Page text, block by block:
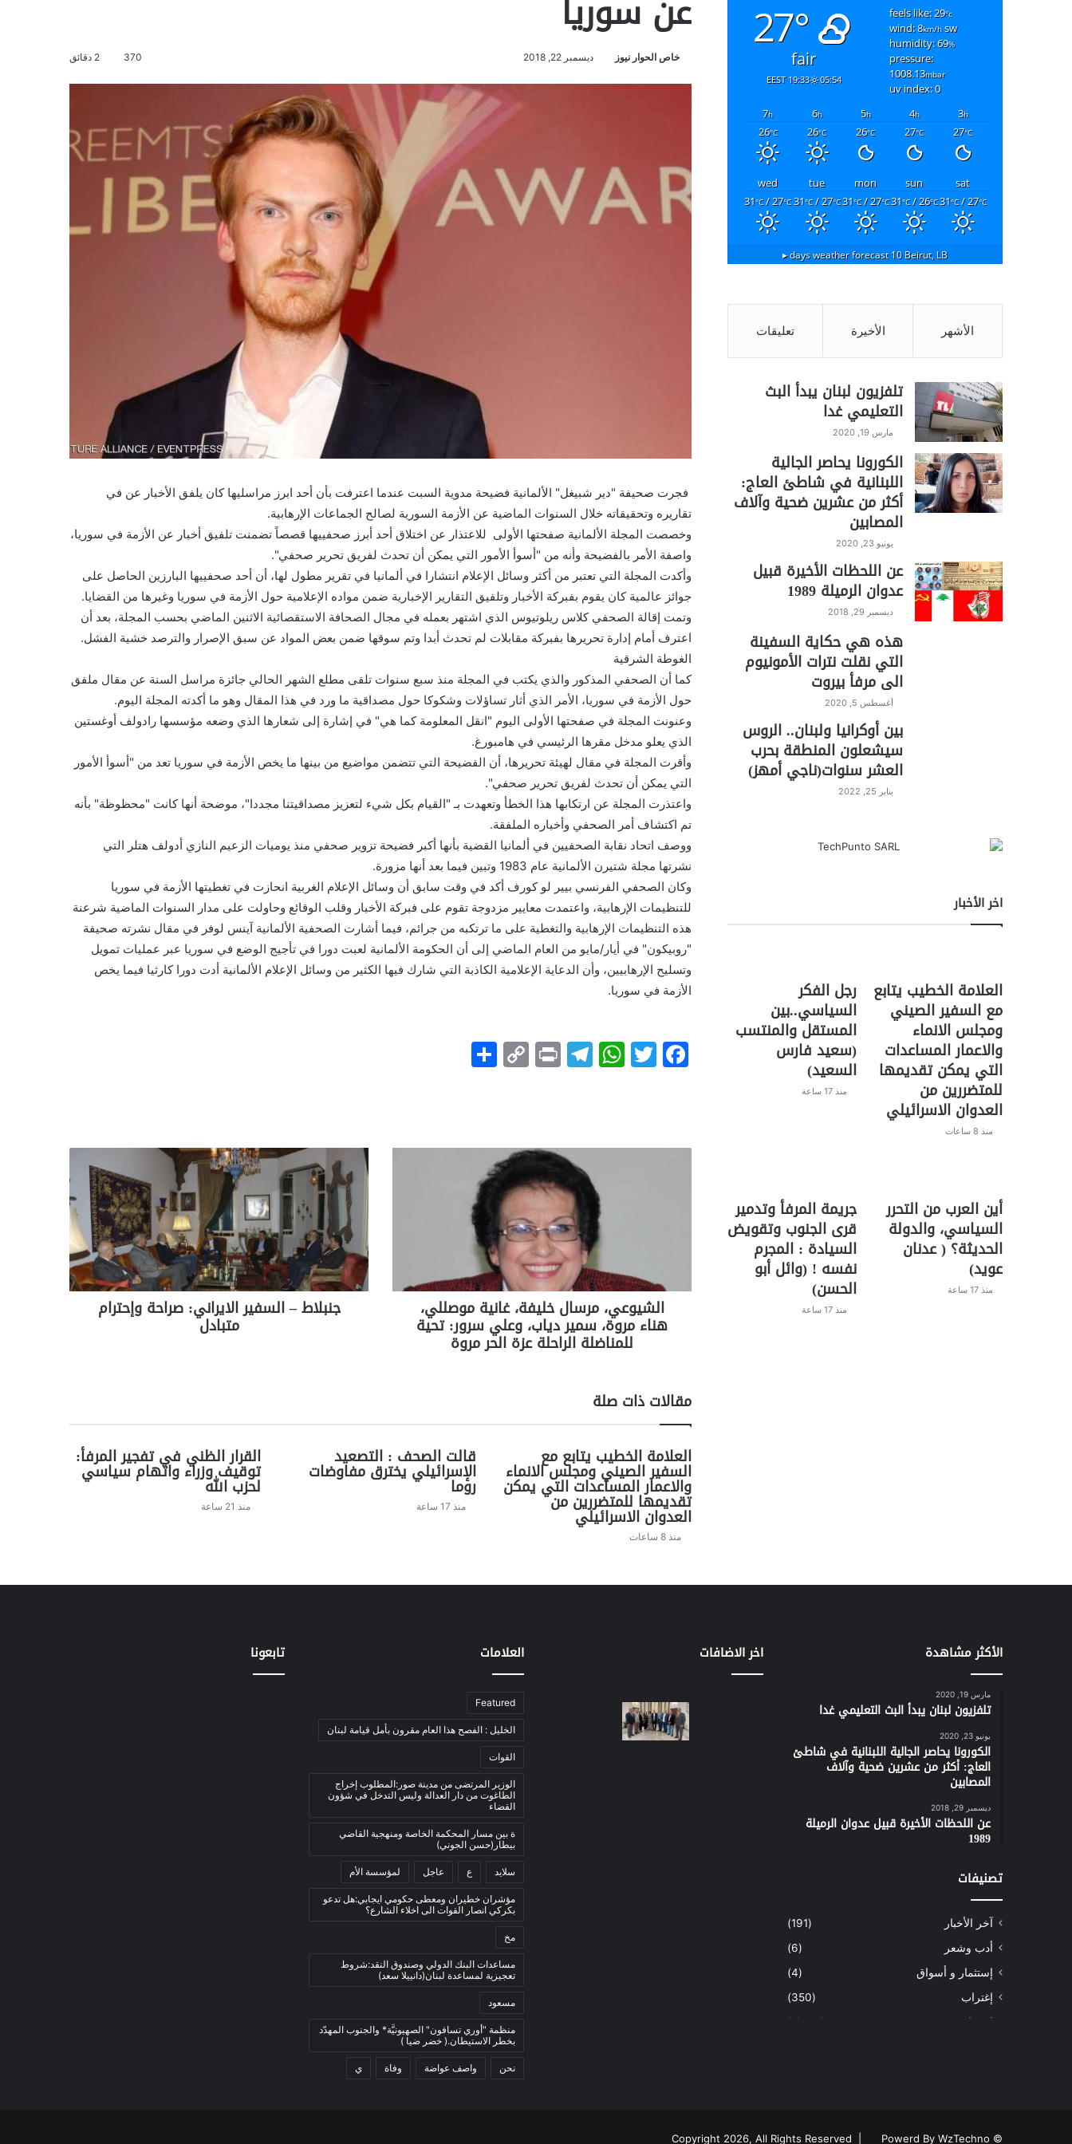
عن سوريا
خاص الحوار نيوز ديسمبر 22, 2018 370
فجرت صحيفة "دير شبيغل" الألمانية فضيحة مدوية السبت عندما اعترفت بأن أحد ابرز مراسليها كان يلفق الأخبار عن في
تقاريره وتحقيقاته خلال السنوات الماضية عن الأزمة السورية لصالح الجماعات الإرهابية.
وخصصت المجلة الألمانية صفحتها الأولى للاعتذار عن اختلاق أحد أبرز صحفييها قصصاً تضمنت تلفيق أخبار عن الأزمة في سوريا،
واصفة الأمر بالفضيحة وأنه من "أسوأ الأمور التي يمكن أن تحدث لفريق تحرير صحفي".
وأكدت المجلة التي تعتبر من أكثر وسائل الإعلام انتشارا في ألمانيا في تقرير مطول لها، أن أحد صحفييها البارزين الحاصل على
جوائز عالمية كان يقوم بفبركة الأخبار وتلفيق التقارير الإخبارية ضمن مواده الإعلامية حول الأزمة في سوريا وغيرها من القضايا.
وتمت إقالة الصحفي كلاس ريلوتيوس الذي اشتهر بعمله في مجال الصحافة الاستقصائية الاثنين الماضي بحسب المجلة، بعد أن
اعترف أمام إدارة تحريرها بفبركة مقابلات لم تحدث أبدا وتم سوقها ضمن بعض المواد عن سبق الإصرار والترصد خشية الفشل.
الغوطة الشرقية
كما أن الصحفي المذكور والذي يكتب في المجلة منذ سبع سنوات تلقى مطلع الشهر الحالي جائزة مراسل السنة عن مقال ملفق
حول الأزمة في سوريا، الأمر الذي أثار تساؤلات وشكوكا حول مصداقية ما ورد في هذا المقال وهو ما أكدته المجلة اليوم.
وعنونت المجلة في صفحتها الأولى اليوم "انقل المعلومة كما هي" في إشارة إلى شعارها الذي وضعه مؤسسها رادولف أوغستين
الذي يعلو مدخل مقرها الرئيسي في هامبورغ.
وأقرت المجلة في مقال لهيئة تحريرها، أن الفضيحة التي تتضمن مواضيع من بينها ما يخص الأزمة في سوريا تعد من "أسوأ الأمور
التي يمكن أن تحدث لفريق تحرير صحفي".
واعتذرت المجلة عن ارتكابها هذا الخطأ وتعهدت بـ "القيام بكل شيء لتعزيز مصداقيتنا مجددا"، موضحة أنها كانت "محظوظة" بأنه
تم اكتشاف أمر الصحفي وأخباره الملفقة.
ووصف اتحاد نقابة الصحفيين في ألمانيا القضية بأنها أكبر فضيحة تزوير صحفي منذ يوميات الزعيم النازي أدولف هتلر التي
نشرتها مجلة شتيرن الألمانية عام 1983 وتبين فيما بعد أنها مزورة.
وكان الصحفي الفرنسي بيير لو كورف أكد في وقت سابق أن وسائل الإعلام الغربية انحازت في تغطيتها الأزمة في سوريا
للتنظيمات الإرهابية، واعتمدت معايير مزدوجة تقوم على فبركة الأخبار وقلب الوقائع وحاولت على مدار السنوات الماضية شرعنة
هذه التنظيمات الإرهابية والتغطية على ما ترتكبه من جرائم، فيما أشارت الصحفية الألمانية آينس لوفر في مقال نشرته صحيفة
"روبيكون" في أيار/مايو من العام الماضي إلى أن الحكومة الألمانية لعبت دورا في تأجيج الوضع في سوريا عبر عمليات تمويل
وتسليح الإرهابيين، وأن الدعاية الإعلامية الكاذبة التي شارك فيها الكثير من وسائل الإعلام الألمانية أدت دورا كارثيا فيما يخص
الأزمة في سوريا.
F
b
T
W
A
p
p
T
a
m
Pr
C
Li
n
k
الشيوعي، مرسال خليفة، غانية موصللي،
هناء مروة، سمير دياب، وعلي سرور: تحية
للمناضلة الراحلة عزة الحر مروة
جنبلاط – السفير الايراني: صراحة وإحترام
متبادل
مقالات ذات صلة
العلامة الخطيب يتابع مع
السفير الصيني ومجلس الانماء
والاعمار المساعدات التي يمكن
تقديمها للمتضررين من
العدوان الاسرائيلي
منذ 8 ساعات
قالت الصحف : التصعيد
الإسرائيلي يخترق مفاوضات
روما
منذ 17 ساعة
القرار الظني في تفجير المرفأ:
توقيف وزراء واتهام سياسي
لحزب الله
منذ 21 ساعة
27°
fair
05:54
19:33 EEST
feels like: 29°c
wind: 8km/hsw
humidity: 69%
pressure:
1008.13mbar
uv index: 0
3h
4h
5h
6h
7h
27°C
27°C
26°C
26°C
26°C
sat
sun
mon
tue
wed
31°C/ 27°C
31°C/ 26°C
31°C/ 27°C
31°C/ 27°C
31°C/ 27°C
Beirut, LB
10 days weather forecast ▸
الأشهر الأخيرة تعليقات
تلفزيون لبنان يبدأ البث
التعليمي غدا
مارس 19, 2020
الكورونا يحاصر الجالية
اللبنانية في شاطئ العاج:
أكثر من عشرين ضحية وآلاف
المصابين
يونيو 23, 2020
عن اللحظات الأخيرة قبيل
عدوان الرميلة 1989
ديسمبر 29, 2018
هذه هي حكاية السفينة
التي نقلت نترات الأمونيوم
الى مرفأ بيروت
أغسطس 5, 2020
بين أوكرانيا ولبنان.. الروس
سيشعلون المنطقة بحرب
العشر سنوات(ناجي أمهز)
يناير 25, 2022
اخر الأخبار
العلامة الخطيب يتابع
مع السفير الصيني
ومجلس الانماء
والاعمار المساعدات
التي يمكن تقديمها
للمتضررين من
العدوان الاسرائيلي
منذ 8 ساعات
رجل الفكر
السياسي..بين
المستقل والمنتسب
(سعيد فارس
السعيد)
منذ 17 ساعة
أين العرب من التحرر
السياسي، والدولة
الحديثة؟ ( عدنان
عويد)
منذ 17 ساعة
جريمة المرفأ وتدمير
قرى الجنوب وتقويض
السيادة : المجرم
نفسه ! (وائل أبو
الحسن)
منذ 17 ساعة
الأكثر مشاهدة
مارس 19, 2020
تلفزيون لبنان يبدأ البث التعليمي غدا
يونيو 23, 2020
الكورونا يحاصر الجالية اللبنانية في شاطئ
العاج: أكثر من عشرين ضحية وآلاف
المصابين
ديسمبر 29, 2018
عن اللحظات الأخيرة قبيل عدوان الرميلة
1989
تصنيفات
آخر الأخبار
(191)
أدب وشعر
(6)
إستثمار و أسواق
(4)
إغتراب
(350)
إقتصاد
(1٬039)
اخر الاضافات العلامات
Featured
الخليل : الفصح هذا العام مقرون بأمل قيامة لبنان
القوات
الوزير المرتضى من مدينة صور:المطلوب إخراج
الطاغوت من دار العدالة وليس التدخل في شؤون
القضاء
ة بين مسار المحكمة الخاصة ومنهجية القاضي
بيطار(حسن الجوني)
سلايد ع عاجل لمؤسسة الأم
مؤشران خطيران ومعطى حكومي ايجابي:هل تدعو
بكركي انصار القوات الى اخلاء الشارع؟
مخ
مساعدات البنك الدولي وصندوق النقد:شروط
تعجيزية لمساعدة لبنان(دانييلا سعد)
مسعود
منظمة "أوري تسافون" الصهيونيَّة* والجنوب المهدّد
بخطر الاستيطان.( خضر ضيا )
نحن واصف عواضة وفاة ي
تابعونا
© Copyright 2026, All Rights Reserved |
Powerd By WzTechno